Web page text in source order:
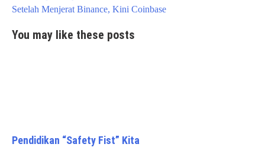
Post
Setelah Menjerat Binance, Kini Coinbase
You may like these posts
Pendidikan “Safety Fist” Kita